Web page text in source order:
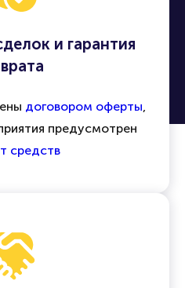
и гарантия
договором оферты,
предусмотрен
средств